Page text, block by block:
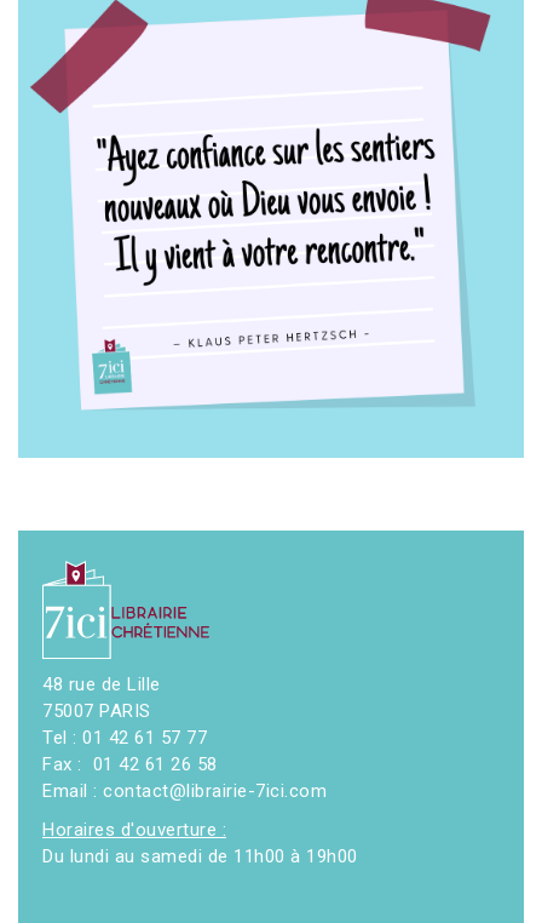
48 rue de Lille
75007 PARIS
Tel : 01 42 61 57 77
Fax : 01 42 61 26 58
Email : contact@librairie-7ici.com
Horaires d'ouverture :
Du lundi au samedi de 11h00 à 19h00